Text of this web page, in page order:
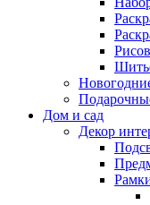
Дом и сад
Декор